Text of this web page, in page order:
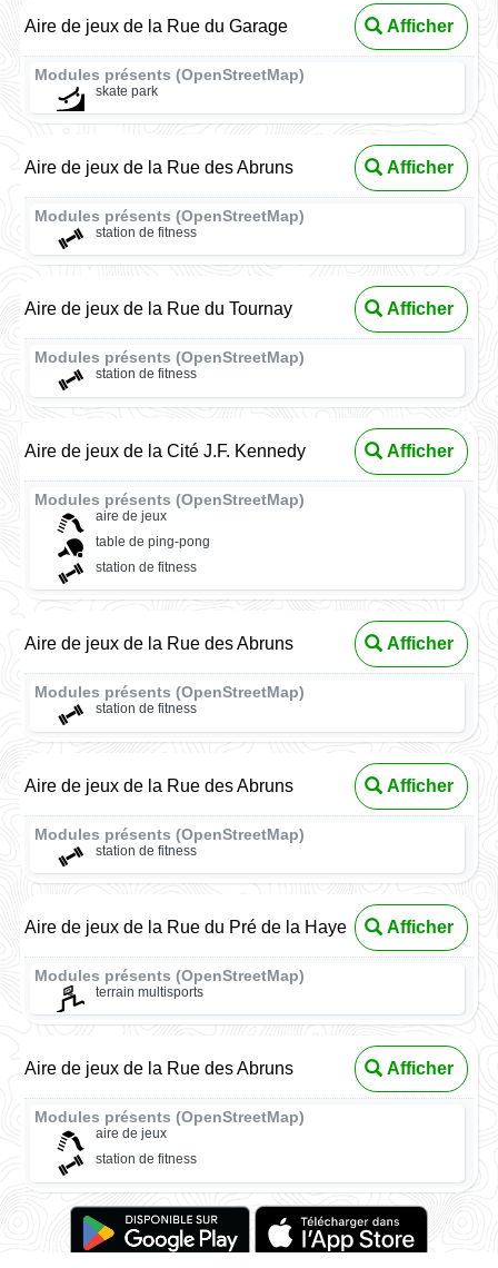
Aire de jeux de la Rue du Garage Afficher
Modules présents (OpenStreetMap)
skate park
Aire de jeux de la Rue des Abruns Afficher
Modules présents (OpenStreetMap)
station de fitness
Aire de jeux de la Rue du Tournay Afficher
Modules présents (OpenStreetMap)
station de fitness
Aire de jeux de la Cité J.F. Kennedy Afficher
Modules présents (OpenStreetMap)
aire de jeux
table de ping-pong
station de fitness
Aire de jeux de la Rue des Abruns Afficher
Modules présents (OpenStreetMap)
station de fitness
Aire de jeux de la Rue des Abruns Afficher
Modules présents (OpenStreetMap)
station de fitness
Aire de jeux de la Rue du Pré de la Haye Afficher
Modules présents (OpenStreetMap)
terrain multisports
Aire de jeux de la Rue des Abruns Afficher
Modules présents (OpenStreetMap)
aire de jeux
station de fitness